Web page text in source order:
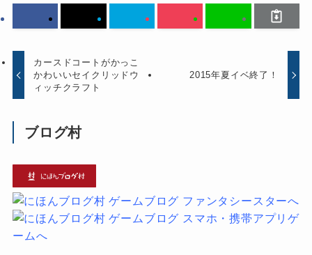
カースドコートがかっこ
かわいいセイクリッドウ
ィッチクラフト
2015年夏イベ終了！
ブログ村